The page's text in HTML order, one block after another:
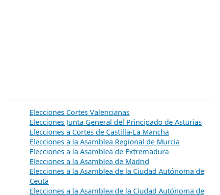
Elecciones Cortes Valencianas
Elecciones Junta General del Principado de Asturias
Elecciones a Cortes de Castilla-La Mancha
Elecciones a la Asamblea Regional de Murcia
Elecciones a la Asamblea de Extremadura
Elecciones a la Asamblea de Madrid
Elecciones a la Asamblea de la Ciudad Autónoma de
Ceuta
Elecciones a la Asamblea de la Ciudad Autónoma de